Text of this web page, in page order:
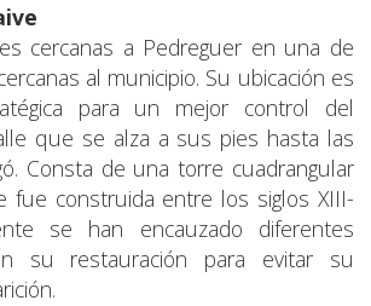
cercanas a Pedreguer en una de
al municipio. Su ubicación es
para un mejor control del
que se alza a sus pies hasta las
Consta de una torre cuadrangular
fue construida entre los siglos XIII-
se han encauzado diferentes
su restauración para evitar su